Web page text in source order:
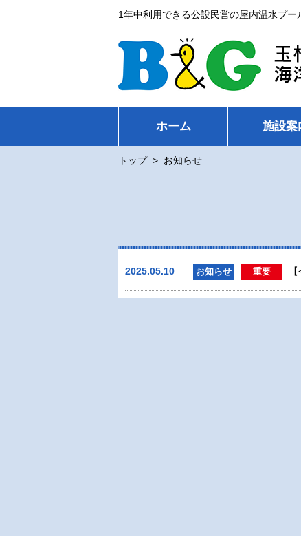
1年中利用できる公設民営の屋内温水プ
ホーム 施設案
トップ > お知らせ
2025.05.10 お知らせ 重要